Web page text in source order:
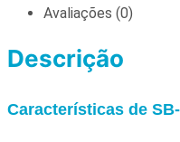
Avaliações (0)
Descrição
Características de